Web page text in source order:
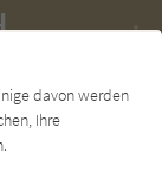
Newsletter
davon werden
Ihre